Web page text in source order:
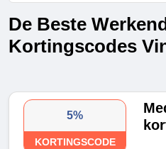
De Beste
Kortingscodes
5%
KORTINGSCODE